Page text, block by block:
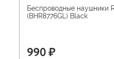
Беспроводные наушники
(BHR8776GL) Black
990 ₽